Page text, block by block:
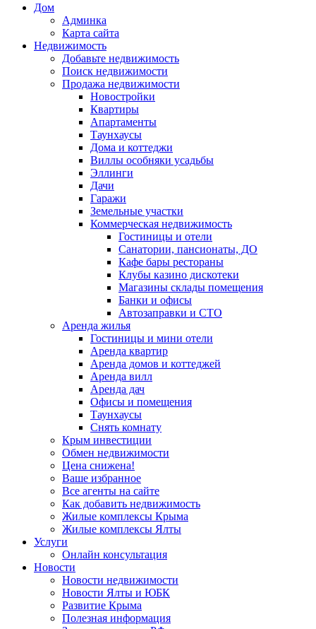
Дом
Админка
Карта сайта
Недвижимость
Добавьте недвижимость
Поиск недвижимости
Продажа недвижимости
Новостройки
Квартиры
Апартаменты
Таунхаусы
Дома и коттеджи
Виллы особняки усадьбы
Эллинги
Дачи
Гаражи
Земельные участки
Коммерческая недвижимость
Гостиницы и отели
Санатории, пансионаты, ДО
Кафе бары рестораны
Клубы казино дискотеки
Магазины склады помещения
Банки и офисы
Автозаправки и СТО
Аренда жилья
Гостиницы и мини отели
Аренда квартир
Аренда домов и коттеджей
Аренда вилл
Аренда дач
Офисы и помещения
Таунхаусы
Снять комнату
Крым инвестиции
Обмен недвижимости
Цена снижена!
Ваше избранное
Все агенты на сайте
Как добавить недвижимость
Жилые комплексы Крыма
Жилые комплексы Ялты
Услуги
Онлайн консультация
Новости
Новости недвижимости
Новости Ялты и ЮБК
Развитие Крыма
Полезная информация